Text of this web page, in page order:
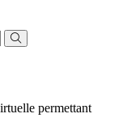
permettant